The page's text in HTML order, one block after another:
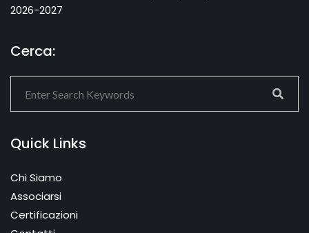
2026-2027
Cerca:
Quick Links
Chi Siamo
Associarsi
Certificazioni